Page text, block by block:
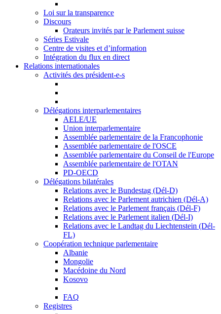
Loi sur la transparence
Discours
Orateurs invités par le Parlement suisse
Séries Estivale
Centre de visites et d’information
Intégration du flux en direct
Relations internationales
Activités des président-e-s
Délégations interparlementaires
AELE/UE
Union interparlementaire
Assemblée parlementaire de la Francophonie
Assemblée parlementaire de l'OSCE
Assemblée parlementaire du Conseil de l'Europe
Assemblée parlementaire de l'OTAN
PD-OECD
Délégations bilatérales
Relations avec le Bundestag (Dél-D)
Relations avec le Parlement autrichien (Dél-A)
Relations avec le Parlement français (Dél-F)
Relations avec le Parlement italien (Dél-I)
Relations avec le Landtag du Liechtenstein (Dél-
FL)
Coopération technique parlementaire
Albanie
Mongolie
Macédoine du Nord
Kosovo
FAQ
Registres